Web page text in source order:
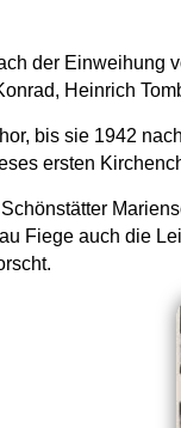
der Einweihung
Heinrich
bis sie 1942
ersten
Fiege auch die